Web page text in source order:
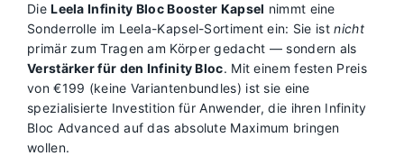
DieLeela Infinity Bloc Booster Kapsel nimmt eine
Sonderrolle im Leela-Kapsel-Sortiment ein: Sie istnicht
primär zum Tragen am Körper gedacht — sondern als
Verstärker für den Infinity Bloc. Mit einem festen Preis
von €199 (keine Variantenbundles) ist sie eine
spezialisierte Investition für Anwender, die ihren Infinity
Bloc Advanced auf das absolute Maximum bringen
wollen.